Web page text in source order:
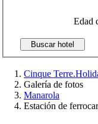
Edad
Buscar hotel
Cinque
Galería de fotos
Manarola
Estación de